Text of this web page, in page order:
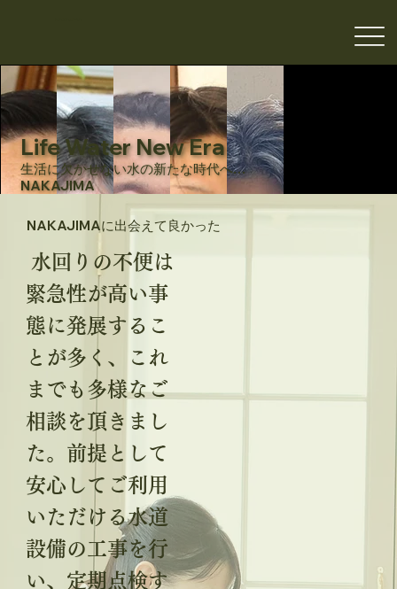
Life Water New Era
生活に欠かせない水の新たな時代へ…
NAKAJIMA
水回りの不便は
緊急性が高い事
態に発展するこ
とが多く、これ
までも多様なご
相談を頂きまし
た。前提として
安心してご利用
いただける水道
設備の工事を行
い、定期点検す
NAKAJIMAに出会えて良かった